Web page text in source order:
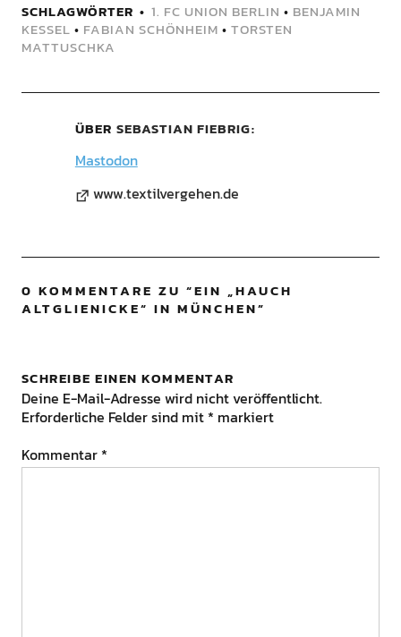
SCHLAGWÖRTER 1. FC UNION BERLIN • BENJAMIN
KESSEL • FABIAN SCHÖNHEIM • TORSTEN
MATTUSCHKA
ÜBER SEBASTIAN FIEBRIG
Mastodon
www.textilvergehen.de
0 KOMMENTARE ZU “EIN „HAUCH
ALTGLIENICKE“ IN MÜNCHEN”
SCHREIBE EINEN KOMMENTAR
Deine E-Mail-Adresse wird nicht veröffentlicht.
Erforderliche Felder sind mit * markiert
Kommentar *